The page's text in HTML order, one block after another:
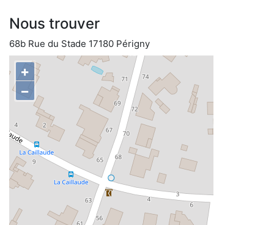
Nous trouver
68b Rue du Stade 17180 Périgny
+
−